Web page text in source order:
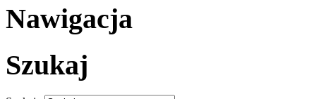
Nawigacja
Szukaj